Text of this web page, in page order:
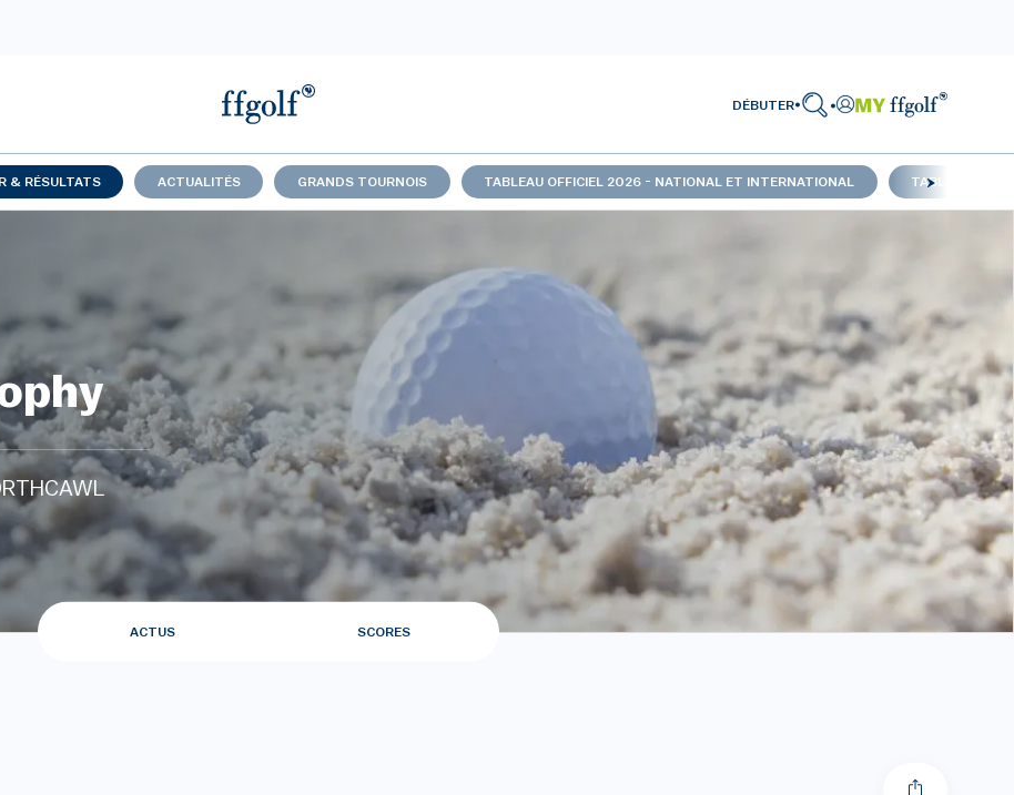
DÉBUTER
& RÉSULTATS ACTUALITÉS GRANDS TOURNOIS TABLEAU OFFICIEL 2026 - NATIONAL ET INTERNATIONAL TABLEAU
ACTUS SCORES